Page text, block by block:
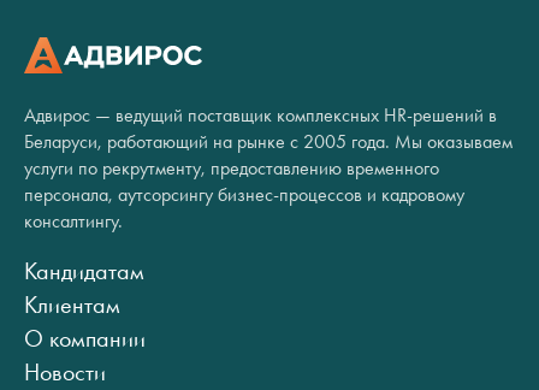
Адвирос — ведущий поставщик комплексных HR-решений в
Беларуси, работающий на рынке с 2005 года. Мы оказываем
услуги по рекрутменту, предоставлению временного
персонала, аутсорсингу бизнес-процессов и кадровому
консалтингу.
Кандидатам
Клиентам
О компании
Новости